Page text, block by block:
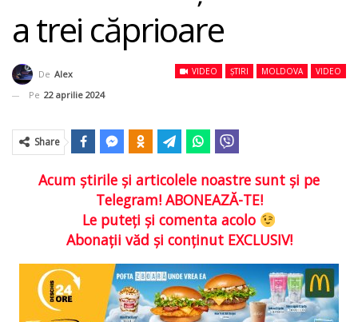
a trei căprioare
VIDEO ȘTIRI MOLDOVA VIDEO
De Alex
Pe 22 aprilie 2024
Share
Acum ştirile şi articolele noastre sunt şi pe
Telegram! ABONEAZĂ-TE!
Le puteţi şi comenta acolo
Abonaţii văd şi conţinut EXCLUSIV!